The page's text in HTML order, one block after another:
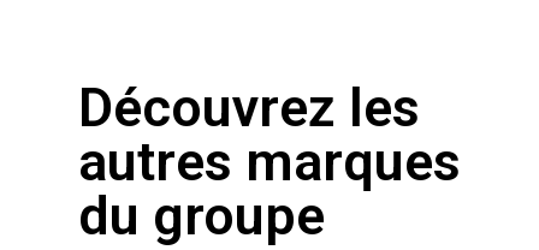
Découvrez les
autres marques
du groupe